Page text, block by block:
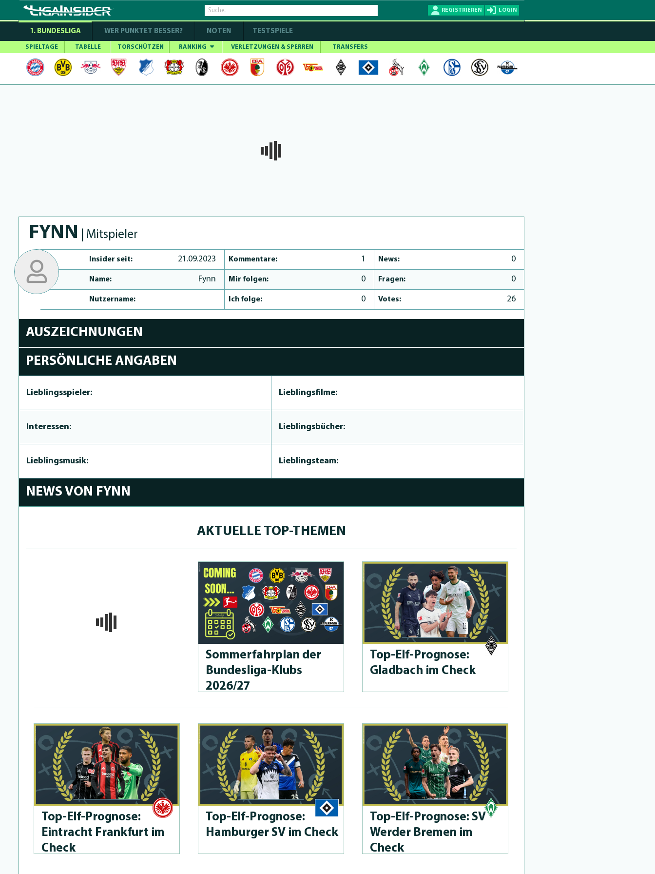
REGISTRIEREN LOGIN
1. BUNDESLIGA WER PUNKTET BESSER? NOTEN TESTSPIELE
SPIELTAGE TABELLE TORSCHÜTZEN RANKING VERLETZUNGEN & SPERREN TRANSFERS
FYNN | Mitspieler
Insider seit: 21.09.2023 Kommentare: 1 News: 0
Name: Fynn Mir folgen: 0 Fragen: 0
Nutzername: Ich folge: 0 Votes: 26
AUSZEICHNUNGEN
PERSÖNLICHE ANGABEN
Lieblingsspieler: Lieblingsfilme:
Interessen: Lieblingsbücher:
Lieblingsmusik: Lieblingsteam:
NEWS VON FYNN
AKTUELLE TOP-THEMEN
Som­merfahrplan der
Bun­des­li­ga-Klubs
2026/27
Top-Elf-Prog­no­se:
Gladbach im Check
Top-Elf-Prog­no­se:
Eintracht Frankfurt im
Check
Top-Elf-Prog­no­se:
Hamburger SV im Check
Top-Elf-Prog­no­se: SV
Werder Bremen im
Check